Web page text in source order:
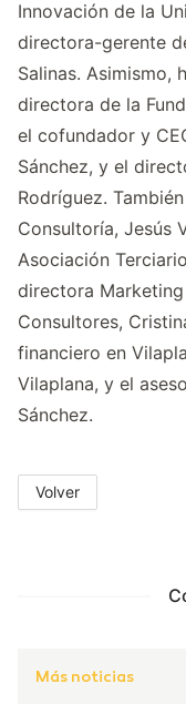
Innovación de la
directora-gerente
Salinas. Asimismo,
directora de la
el cofundador y
Sánchez, y el
Rodríguez.
Consultoría, Jesús
Asociación
directora
Consultores,
financiero en
Vilaplana, y el
Sánchez.
Volver
Más noticias